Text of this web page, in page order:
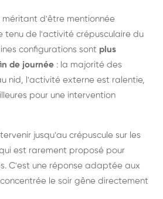
d'être mentionnée
tenu de l'activité crépusculaire du
configurations sont plus
de journée : la majorité des
nid, l'activité externe est ralentie,
pour une intervention
jusqu'au crépuscule sur les
est rarement proposé pour
C'est une réponse adaptée aux
le soir gêne directement